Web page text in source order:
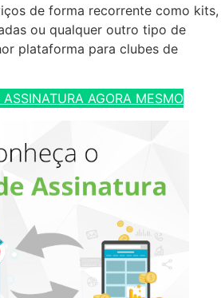
de forma recorrente como kits,
ou qualquer outro tipo de
plataforma para clubes de
AGORA MESMO